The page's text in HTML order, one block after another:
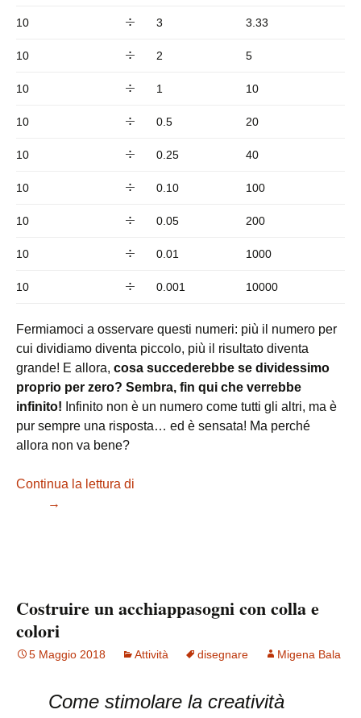
10 3 3.33
10 2 5
10 1 10
10 0.5 20
10 0.25 40
10 0.10 100
10 0.05 200
10 0.01 1000
10 0.001 10000
Fermiamoci a osservare questi numeri: più il numero per
cui dividiamo diventa piccolo, più il risultato diventa
grande! E allora, cosa succederebbe se dividessimo
proprio per zero? Sembra, fin qui che verrebbe
infinito! Infinito non è un numero come tutti gli altri, ma è
pur sempre una risposta… ed è sensata! Ma perché
allora non va bene?
Continua la lettura di
→
Costruire un acchiappasogni con colla e
colori
5 Maggio 2018 Attività disegnare Migena Bala
Come stimolare la creatività